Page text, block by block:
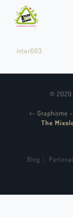
inter603
© 2020
<- Graphisme
The
Blog